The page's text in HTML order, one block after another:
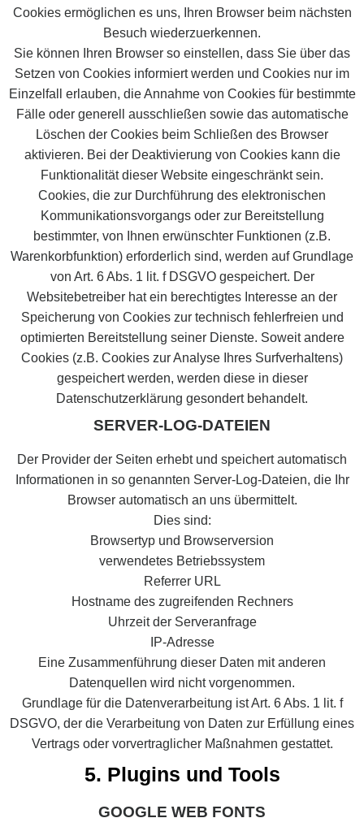
Cookies ermöglichen es uns, Ihren Browser beim nächsten
Besuch wiederzuerkennen.
Sie können Ihren Browser so einstellen, dass Sie über das
Setzen von Cookies informiert werden und Cookies nur im
Einzelfall erlauben, die Annahme von Cookies für bestimmte
Fälle oder generell ausschließen sowie das automatische
Löschen der Cookies beim Schließen des Browser
aktivieren. Bei der Deaktivierung von Cookies kann die
Funktionalität dieser Website eingeschränkt sein.
Cookies, die zur Durchführung des elektronischen
Kommunikationsvorgangs oder zur Bereitstellung
bestimmter, von Ihnen erwünschter Funktionen (z.B.
Warenkorbfunktion) erforderlich sind, werden auf Grundlage
von Art. 6 Abs. 1 lit. f DSGVO gespeichert. Der
Websitebetreiber hat ein berechtigtes Interesse an der
Speicherung von Cookies zur technisch fehlerfreien und
optimierten Bereitstellung seiner Dienste. Soweit andere
Cookies (z.B. Cookies zur Analyse Ihres Surfverhaltens)
gespeichert werden, werden diese in dieser
Datenschutzerklärung gesondert behandelt.
SERVER-LOG-DATEIEN
Der Provider der Seiten erhebt und speichert automatisch
Informationen in so genannten Server-Log-Dateien, die Ihr
Browser automatisch an uns übermittelt.
Dies sind:
Browsertyp und Browserversion
verwendetes Betriebssystem
Referrer URL
Hostname des zugreifenden Rechners
Uhrzeit der Serveranfrage
IP-Adresse
Eine Zusammenführung dieser Daten mit anderen
Datenquellen wird nicht vorgenommen.
Grundlage für die Datenverarbeitung ist Art. 6 Abs. 1 lit. f
DSGVO, der die Verarbeitung von Daten zur Erfüllung eines
Vertrags oder vorvertraglicher Maßnahmen gestattet.
5. Plugins und Tools
GOOGLE WEB FONTS